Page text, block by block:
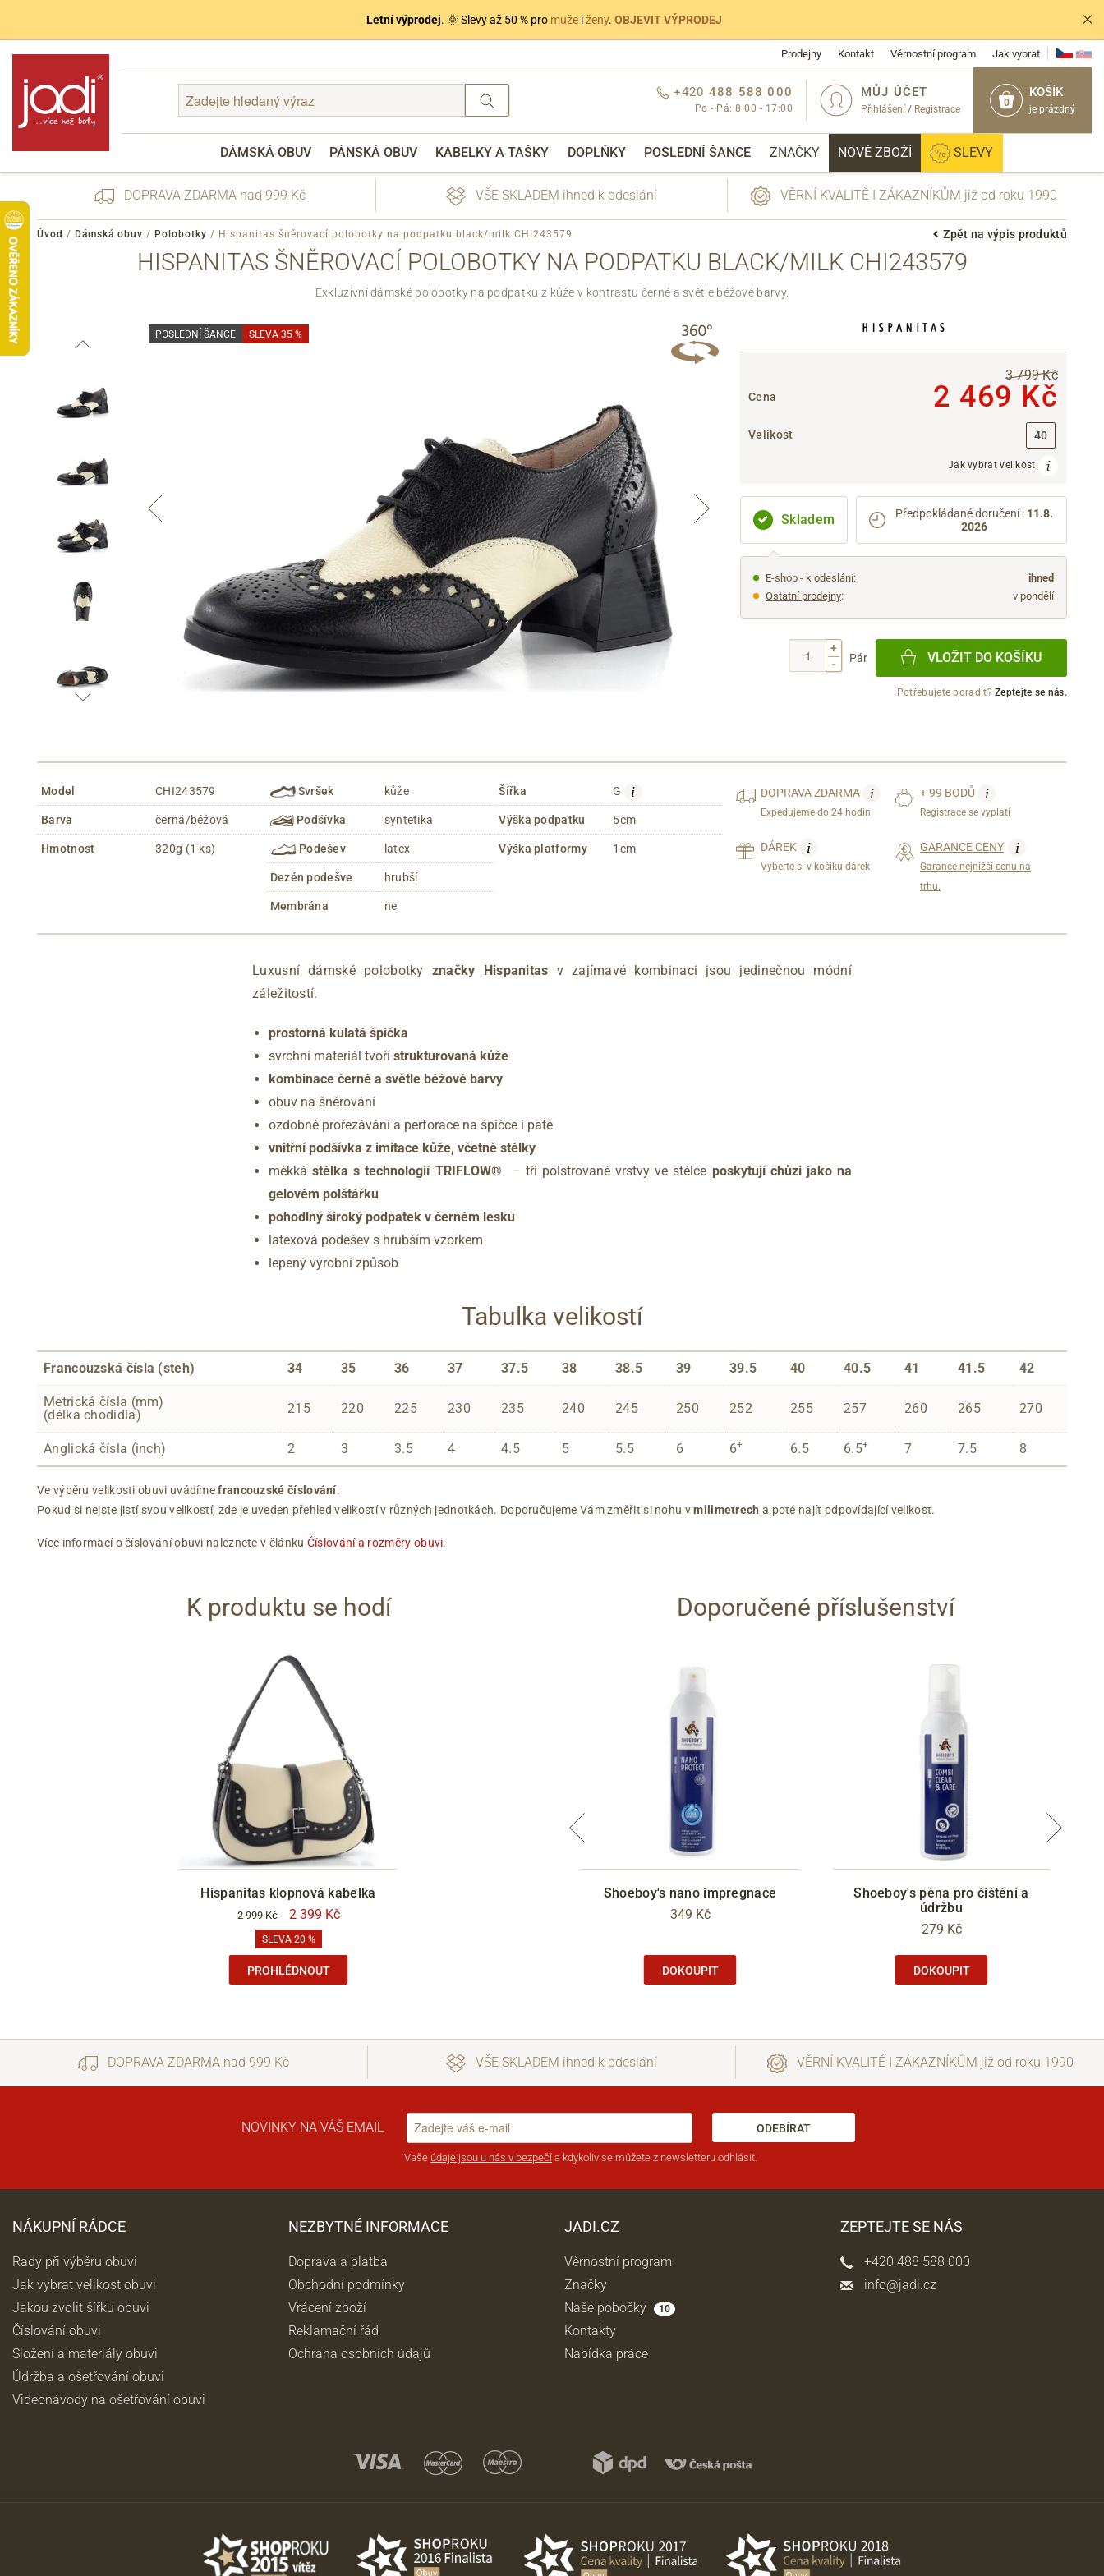
Letní výprodej. 🌞 Slevy až 50 % pro mužeiženy. OBJEVIT VÝPRODEJ
Prodejny Kontakt Věrnostní program Jak vybrat
0
KOŠÍK
je prázdný
MŮJ ÚČET
Přihlášení / Registrace
+420 488 588 000
Po - Pá: 8:00 - 17:00
DÁMSKÁ OBUV PÁNSKÁ OBUV KABELKY A TAŠKY DOPLŇKY POSLEDNÍ ŠANCE ZNAČKY NOVÉ ZBOŽÍ SLEVY
Zapomenuté heslo
Přes Seznam
Přes Google
Informace o
DOPRAVA ZDARMA nad 999 Kč VŠE SKLADEM ihned k odeslání VĚRNÍ KVALITĚ I ZÁKAZNÍKŮM již od roku 1990
Zpět na výpis produktů
Úvod / Dámská obuv / Polobotky / Hispanitas šněrovací polobotky na podpatku black/milk CHI243579
HISPANITAS ŠNĚROVACÍ POLOBOTKY NA PODPATKU BLACK/MILK CHI243579
Exkluzivní dámské polobotky na podpatku z kůže v kontrastu černé a světle béžové barvy.
POSLEDNÍ ŠANCE SLEVA 35 %
Cena
3 799 Kč
2 469 Kč
Velikost 40
Jak vybrat velikost
Skladem Předpokládané doručení : 11.8.
2026
E-shop - k odeslání:
ihned
Ostatní prodejny: v pondělí
+
-
Pár VLOŽIT DO KOŠÍKU
Potřebujete poradit?Zeptejte se nás.
Model CHI243579
Barva černá/béžová
Hmotnost 320g (1 ks)
Svršek kůže
Podšívka syntetika
Podešev latex
Dezén podešve hrubší
Membrána ne
Šířka G i
Výška podpatku 5cm
Výška platformy 1cm
DOPRAVAZDARMA i
Expedujeme do 24 hodin
+ 99 BODŮ i
Registrace se vyplatí
DÁREK i
Vyberte si v košíku dárek
GARANCE CENY i
Garance nejnižší cenu na
trhu.
Luxusní dámské polobotky značky Hispanitas v zajímavé kombinaci jsou jedinečnou módní
záležitostí.
prostorná kulatá špička
svrchní materiál tvoří strukturovaná kůže
kombinace černé a světle béžové barvy
obuv na šněrování
ozdobné prořezávání a perforace na špičce i patě
vnitřní podšívka z imitace kůže, včetně stélky
měkkástélka s technologií TRIFLOW® – tři polstrované vrstvy ve stélce poskytují chůzi jako na
gelovém polštářku
pohodlný široký podpatek v černém lesku
latexová podešev s hrubším vzorkem
lepený výrobní způsob
Tabulka velikostí
Francouzská čísla (steh) 34 35 36 37 37.5 38 38.5 39 39.5 40 40.5 41 41.5 42
Metrická čísla (mm)
(délka chodidla)
215 220 225 230 235 240 245 250 252 255 257 260 265 270
Anglická čísla (inch) 2 3 3.5 4 4.5 5 5.5 6 6+ 6.5 6.5+ 7 7.5 8
Ve výběru velikosti obuvi uvádímefrancouzské číslování.
Pokud si nejste jistí svou velikostí, zde je uveden přehled velikostí v různých jednotkách. Doporučujeme Vám změřit si nohu vmilimetrech a poté najít odpovídající velikost.
Více informací o číslování obuvi naleznete v článku Číslování a rozměry obuvi.
K produktu se hodí
Hispanitas klopnová kabelka
2 999 Kč 2 399 Kč
SLEVA 20 %
PROHLÉDNOUT
Doporučené příslušenství
Shoeboy's houba na čištění
Kovová obouvací lžíce 30 cm
Shoeboy's nano impregnace
349 Kč
DOKOUPIT
Shoeboy's pěna pro čištění a
údržbu
279 Kč
DOKOUPIT
DOPRAVA ZDARMA nad 999 Kč VŠE SKLADEM ihned k odeslání VĚRNÍ KVALITĚ I ZÁKAZNÍKŮM již od roku 1990
NOVINKY NA VÁŠ EMAIL ODEBÍRAT
Vaše údaje jsou u nás v bezpečí a kdykoliv se můžete z newsletteru odhlásit.
NÁKUPNÍ RÁDCE
Rady při výběru obuvi
Jak vybrat velikost obuvi
Jakou zvolit šířku obuvi
Číslování obuvi
Složení a materiály obuvi
Údržba a ošetřování obuvi
Videonávody na ošetřování obuvi
NEZBYTNÉ INFORMACE
Doprava a platba
Obchodní podmínky
Vrácení zboží
Reklamační řád
Ochrana osobních údajů
JADI.CZ
Věrnostní program
Značky
Naše pobočky
10
Kontakty
Nabídka práce
ZEPTEJTE SE NÁS
+420 488 588 000
info@jadi.cz